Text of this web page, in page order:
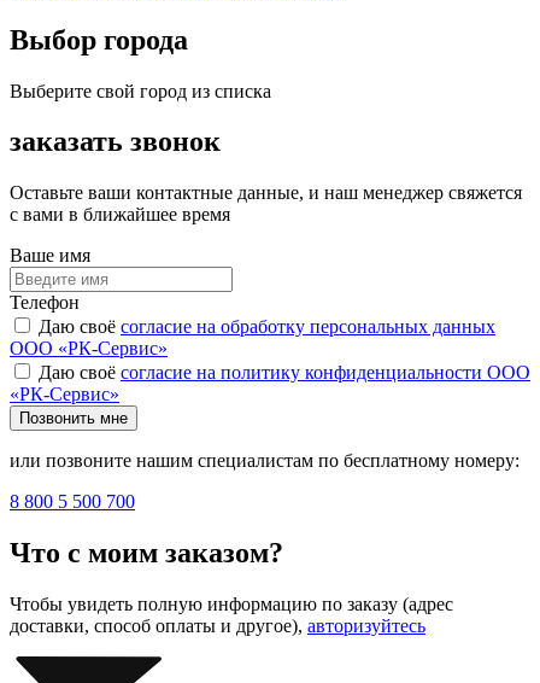
Выбор города
Выберите свой город из списка
заказать звонок
Оставьте ваши контактные данные, и наш менеджер свяжется
с вами в ближайшее время
Ваше имя
Телефон
Даю своё согласие на обработку персональных данных
ООО «РК-Сервис»
Даю своё согласие на политику конфиденциальности ООО
«РК-Сервис»
Позвонить мне
или позвоните нашим специалистам по бесплатному номеру:
8 800 5 500 700
Что с моим заказом?
Чтобы увидеть полную информацию по заказу (адрес
доставки, способ оплаты и другое), авторизуйтесь